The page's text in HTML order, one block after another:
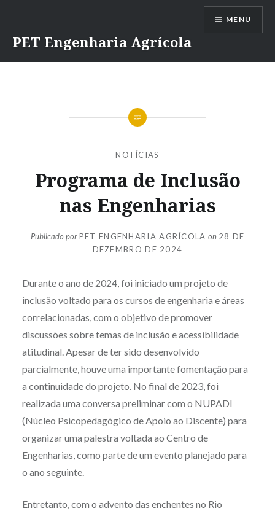
conteúdo
PET Engenharia Agrícola
MENU
NOTÍCIAS
Programa de Inclusão
nas Engenharias
Publicado porPET ENGENHARIA AGRÍCOLA on 28 DE
DEZEMBRO DE 2024
Durante o ano de 2024, foi iniciado um projeto de
inclusão voltado para os cursos de engenharia e áreas
correlacionadas, com o objetivo de promover
discussões sobre temas de inclusão e acessibilidade
atitudinal. Apesar de ter sido desenvolvido
parcialmente, houve uma importante fomentação para
a continuidade do projeto. No final de 2023, foi
realizada uma conversa preliminar com o NUPADI
(Núcleo Psicopedagógico de Apoio ao Discente) para
organizar uma palestra voltada ao Centro de
Engenharias, como parte de um evento planejado para
o ano seguinte.
Entretanto, com o advento das enchentes no Rio